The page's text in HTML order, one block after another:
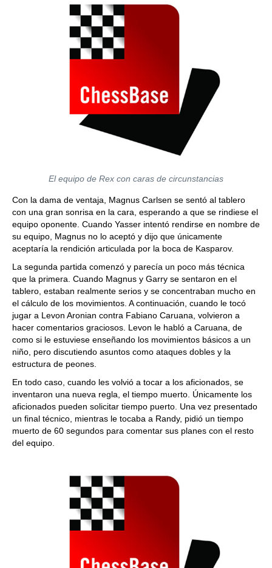
El equipo de Rex con caras de circunstancias
Con la dama de ventaja, Magnus Carlsen se sentó al tablero
con una gran sonrisa en la cara, esperando a que se rindiese el
equipo oponente. Cuando Yasser intentó rendirse en nombre de
su equipo, Magnus no lo aceptó y dijo que únicamente
aceptaría la rendición articulada por la boca de Kasparov.
La segunda partida comenzó y parecía un poco más técnica
que la primera. Cuando Magnus y Garry se sentaron en el
tablero, estaban realmente serios y se concentraban mucho en
el cálculo de los movimientos. A continuación, cuando le tocó
jugar a Levon Aronian contra Fabiano Caruana, volvieron a
hacer comentarios graciosos. Levon le habló a Caruana, de
como si le estuviese enseñando los movimientos básicos a un
niño, pero discutiendo asuntos como ataques dobles y la
estructura de peones.
En todo caso, cuando les volvió a tocar a los aficionados, se
inventaron una nueva regla, el tiempo muerto. Únicamente los
aficionados pueden solicitar tiempo puerto. Una vez presentado
un final técnico, mientras le tocaba a Randy, pidió un tiempo
muerto de 60 segundos para comentar sus planes con el resto
del equipo.